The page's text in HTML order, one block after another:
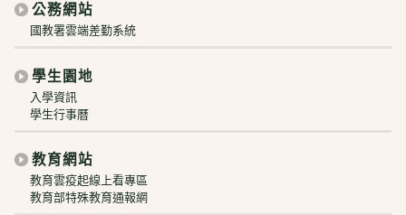
公務網站
國教署雲端差勤系統
學生園地
入學資訊
學生行事曆
教育網站
教育雲疫起線上看專區
教育部特殊教育通報網